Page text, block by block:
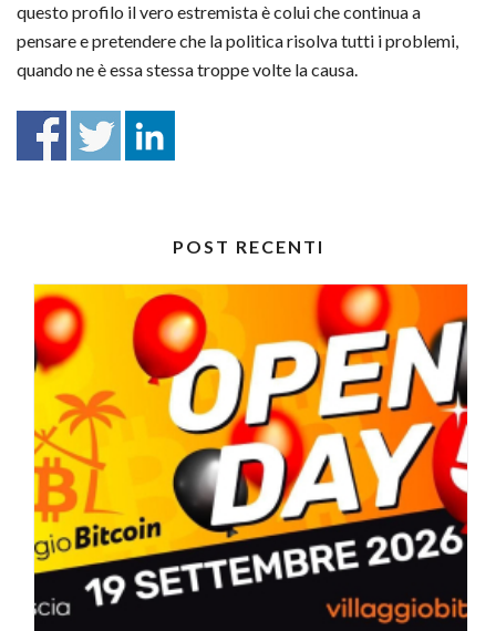
questo profilo il vero estremista è colui che continua a
pensare e pretendere che la politica risolva tutti i problemi,
quando ne è essa stessa troppe volte la causa.
POST RECENTI